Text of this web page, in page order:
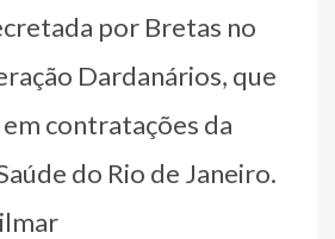
por Bretas no
Dardanários, que
contratações da
do Rio de Janeiro.